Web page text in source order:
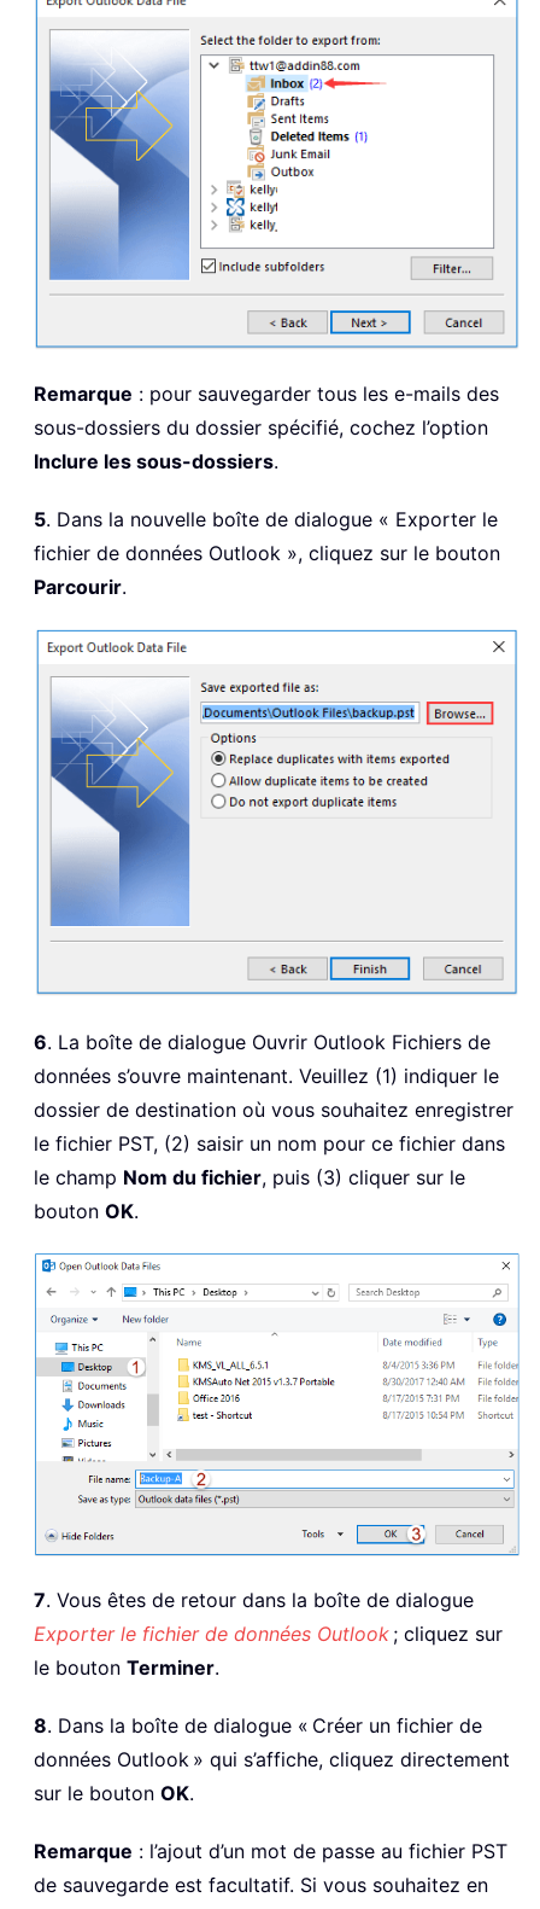
Remarque : pour sauvegarder tous les e-mails des
sous-dossiers du dossier spécifié, cochez l’option
Inclure les sous-dossiers.
5. Dans la nouvelle boîte de dialogue « Exporter le
fichier de données Outlook », cliquez sur le bouton
Parcourir.
6. La boîte de dialogue Ouvrir Outlook Fichiers de
données s’ouvre maintenant. Veuillez (1) indiquer le
dossier de destination où vous souhaitez enregistrer
le fichier PST, (2) saisir un nom pour ce fichier dans
le champ Nom du fichier, puis (3) cliquer sur le
bouton OK.
7. Vous êtes de retour dans la boîte de dialogue
Exporter le fichier de données Outlook ; cliquez sur
le bouton Terminer.
8. Dans la boîte de dialogue « Créer un fichier de
données Outlook » qui s’affiche, cliquez directement
sur le bouton OK.
Remarque : l’ajout d’un mot de passe au fichier PST
de sauvegarde est facultatif. Si vous souhaitez en